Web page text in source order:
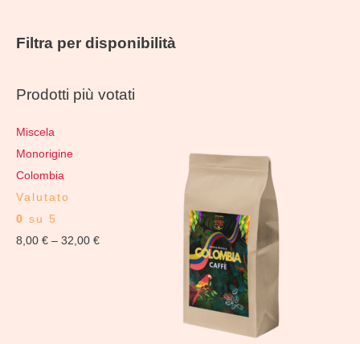
Filtra per disponibilità
Prodotti più votati
Miscela
Monorigine
Colombia
Valutato
0 su 5
8,00 € – 32,00 €